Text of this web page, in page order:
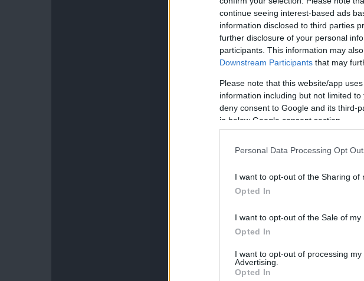
continue seeing interest-based ads
information disclosed to third parties
further disclosure of your personal
participants. This information may
Downstream Participants that may
Please note that this website/app
information including but not limited
deny consent to Google and its third-
in below Google consent section.
Personal Data Processing Opt
I want to opt-out of the Sharing of
Opted In
I want to opt-out of the Sale of my
Opted In
I want to opt-out of processing
Advertising.
Opted In